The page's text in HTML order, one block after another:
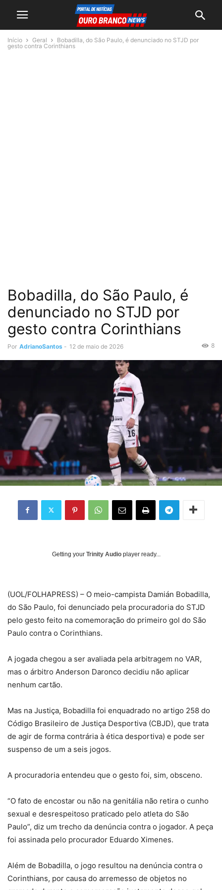
Início Geral
Bobadilla, do São Paulo, é denunciado no STJD por
gesto contra Corinthians
Bobadilla, do São Paulo, é
denunciado no STJD por
gesto contra Corinthians
Por AdrianoSantos - 12 de maio de 2026 8
Getting your Trinity Audio player ready...
(UOL/FOLHAPRESS) – O meio-campista Damián Bobadilla,
do São Paulo, foi denunciado pela procuradoria do STJD
pelo gesto feito na comemoração do primeiro gol do São
Paulo contra o Corinthians.
A jogada chegou a ser avaliada pela arbitragem no VAR,
mas o árbitro Anderson Daronco decidiu não aplicar
nenhum cartão.
Mas na Justiça, Bobadilla foi enquadrado no artigo 258 do
Código Brasileiro de Justiça Desportiva (CBJD), que trata
de agir de forma contrária à ética desportiva) e pode ser
suspenso de um a seis jogos.
A procuradoria entendeu que o gesto foi, sim, obsceno.
“O fato de encostar ou não na genitália não retira o cunho
sexual e desrespeitoso praticado pelo atleta do São
Paulo”, diz um trecho da denúncia contra o jogador. A peça
foi assinada pelo procurador Eduardo Ximenes.
Além de Bobadilla, o jogo resultou na denúncia contra o
Corinthians, por causa do arremesso de objetos no